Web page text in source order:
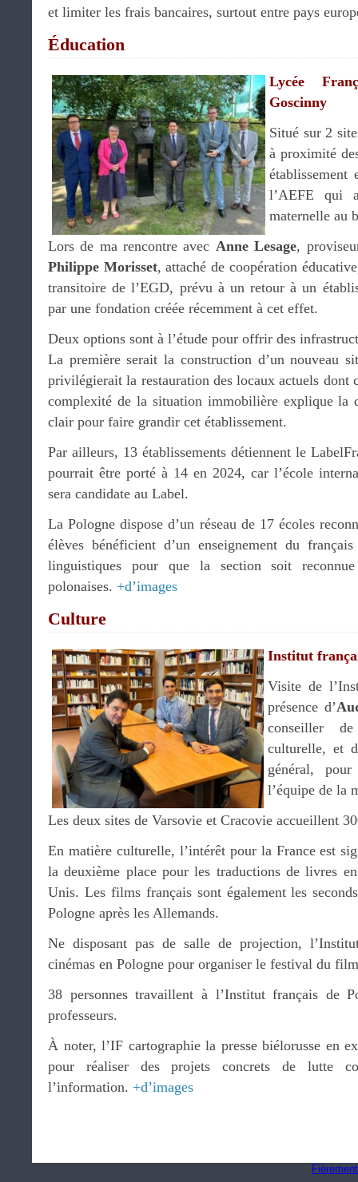
et limiter les frais bancaires, surtout entre pays
Éducation
Lycée
Goscinny
Situé sur 2
à proximité
l’AEFE qui
maternelle au
Lors de ma rencontre avec Anne Lesage,
Philippe Morisset, attaché de coopération
transitoire de l’EGD, prévu à un retour à un
par une fondation créée récemment à cet effet.
Deux options sont à l’étude pour offrir des
La première serait la construction d’un nouveau
privilégierait la restauration des locaux actuels dont
complexité de la situation immobilière explique la
clair pour faire grandir cet établissement.
Par ailleurs, 13 établissements détiennent le
pourrait être porté à 14 en 2024, car l’école
sera candidate au Label.
La Pologne dispose d’un réseau de 17 écoles
élèves bénéficient d’un enseignement du
linguistiques pour que la section soit
polonaises. +d’images
Culture
Institut
Visite de
présence d’
conseiller
culturelle, et
général,
l’équipe de la
Les deux sites de Varsovie et Cracovie accueillent
En matière culturelle, l’intérêt pour la France est
la deuxième place pour les traductions de livres
Unis. Les films français sont également les
Pologne après les Allemands.
Ne disposant pas de salle de projection,
cinémas en Pologne pour organiser le festival du
38 personnes travaillent à l’Institut français de
professeurs.
À noter, l’IF cartographie la presse biélorusse en
pour réaliser des projets concrets de lutte
l’information. +d’images